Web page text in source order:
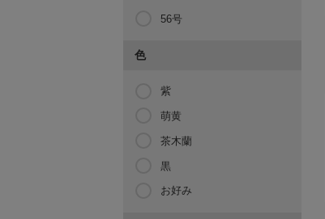
56号
色
紫
萌黄
茶木蘭
黒
お好み